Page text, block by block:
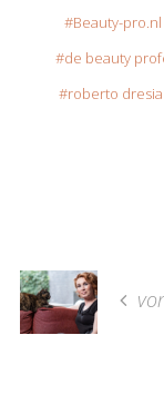
Beauty-pro.nl
de beauty
roberto dresia